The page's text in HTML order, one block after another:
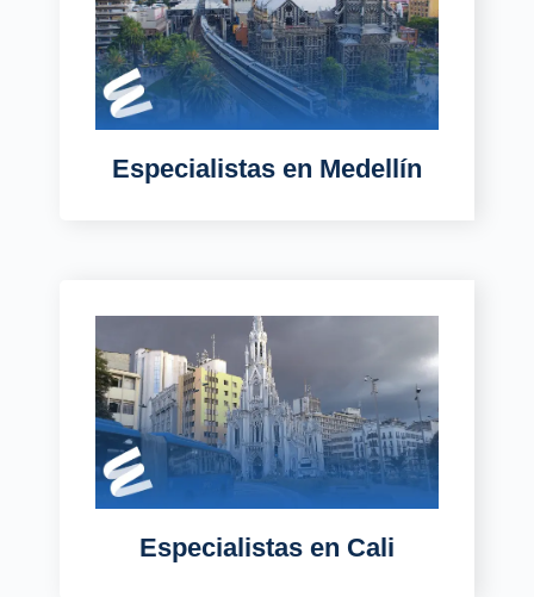
Especialistas en Medellín
Especialistas en Cali